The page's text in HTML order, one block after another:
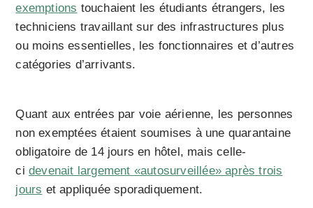
exemptions touchaient les étudiants étrangers, les
techniciens travaillant sur des infrastructures plus
ou moins essentielles, les fonctionnaires et d’autres
catégories d’arrivants.
Quant aux entrées par voie aérienne, les personnes
non exemptées étaient soumises à une quarantaine
obligatoire de 14 jours en hôtel, mais celle-
cidevenait largement «autosurveillée» après trois
jours et appliquée sporadiquement.